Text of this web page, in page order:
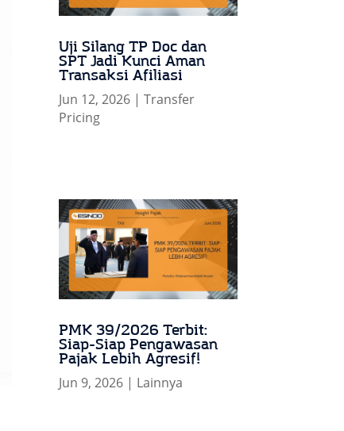
Uji Silang TP Doc dan
SPT Jadi Kunci Aman
Transaksi Afiliasi
Jun 12, 2026 |Transfer
Pricing
PMK 39/2026 Terbit:
Siap-Siap Pengawasan
Pajak Lebih Agresif!
Jun 9, 2026 | Lainnya